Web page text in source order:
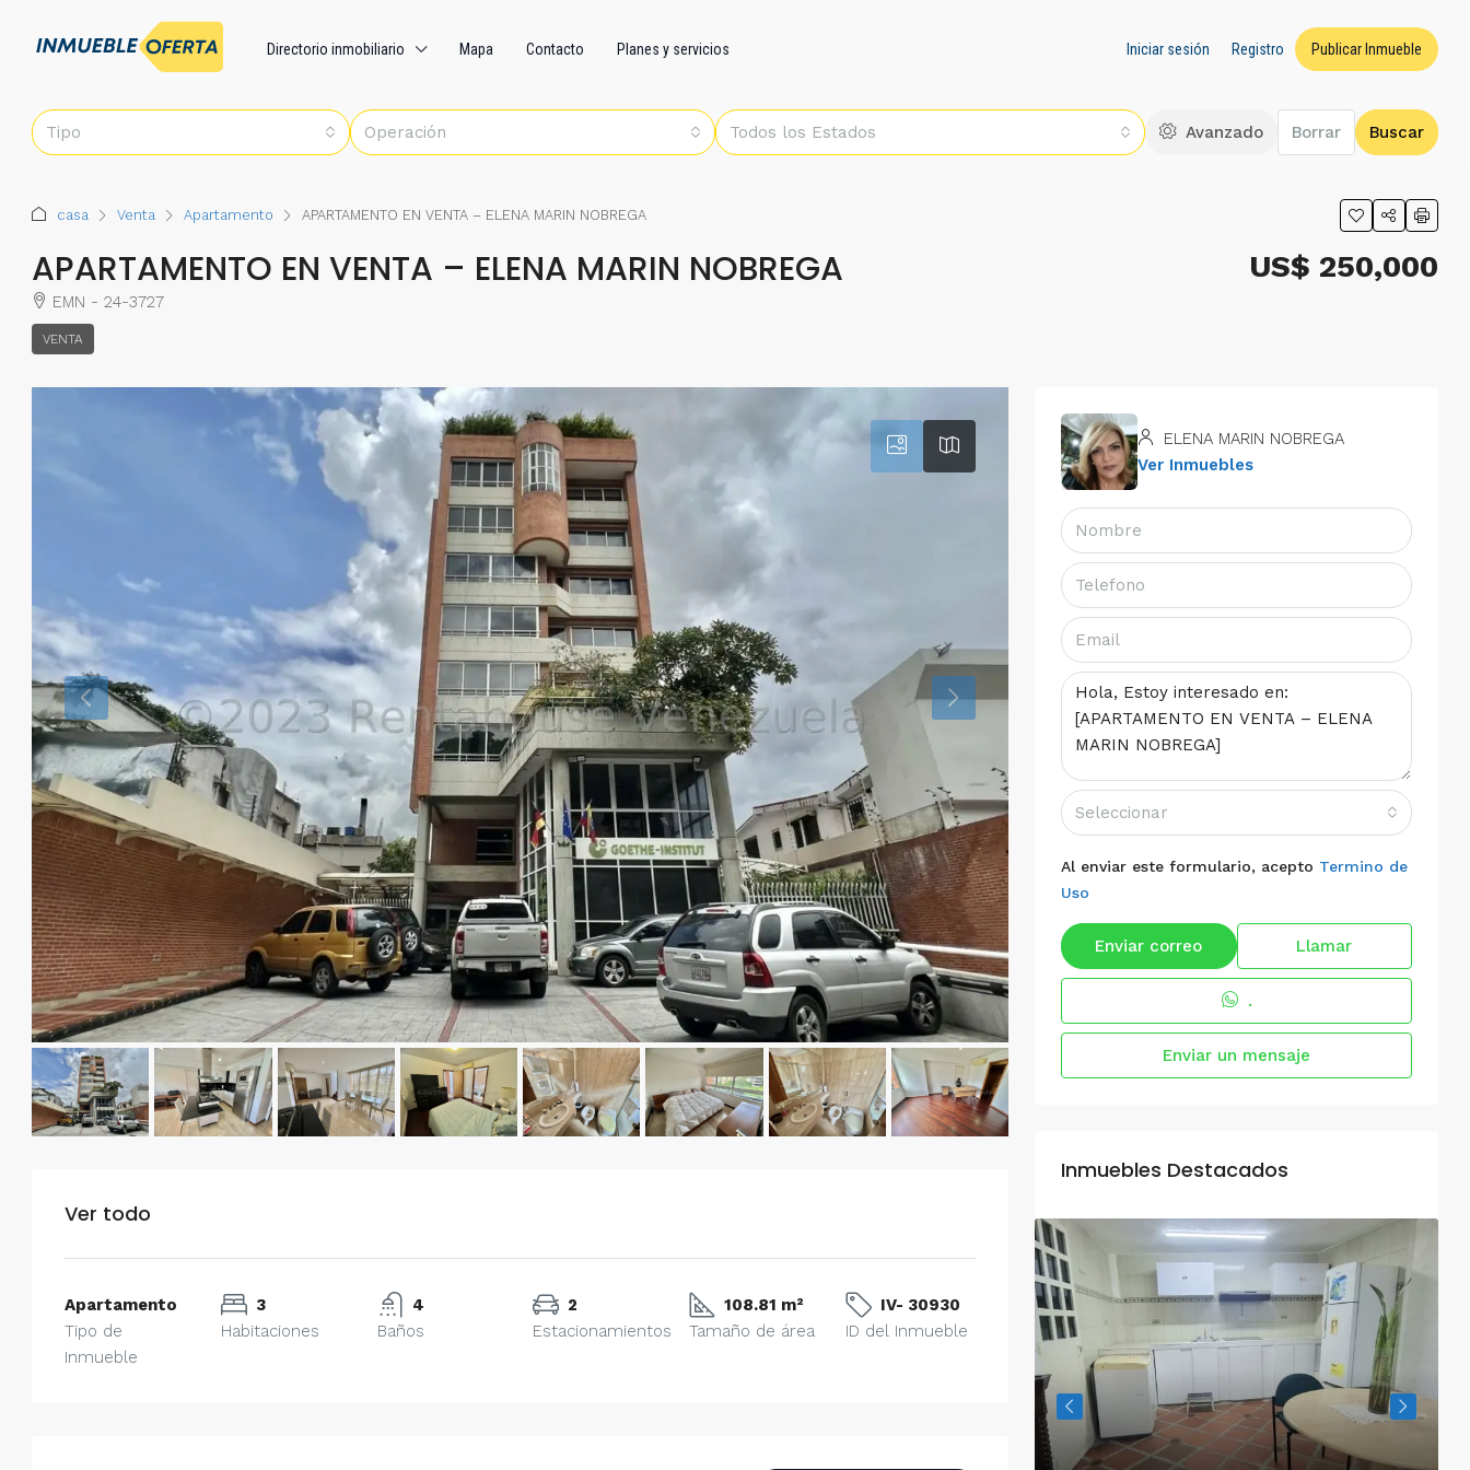
Directorio inmobiliario Mapa Contacto Planes y servicios Iniciar sesión Registro Publicar Inmueble
Tipo Operación Todos los Estados Avanzado Borrar Buscar
casa Venta Apartamento APARTAMENTO EN VENTA – ELENA MARIN NOBREGA
APARTAMENTO EN VENTA – ELENA MARIN NOBREGA
EMN - 24-3727
VENTA
US$ 250,000
Ver todo
Apartamento
Tipo de
Inmueble
3
Habitaciones
4
Baños
2
Estacionamientos
108.81 m²
Tamaño de área
IV- 30930
ID del Inmueble
ELENA MARIN NOBREGA
Ver Inmuebles
Seleccionar
Al enviar este formulario, acepto Termino de
Uso
Enviar correo Llamar
.
Enviar un mensaje
Inmuebles Destacados